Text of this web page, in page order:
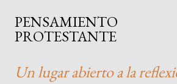
Ir al contenido principal
PENSAMIENTO
PROTESTANTE
Un lugar abierto a la